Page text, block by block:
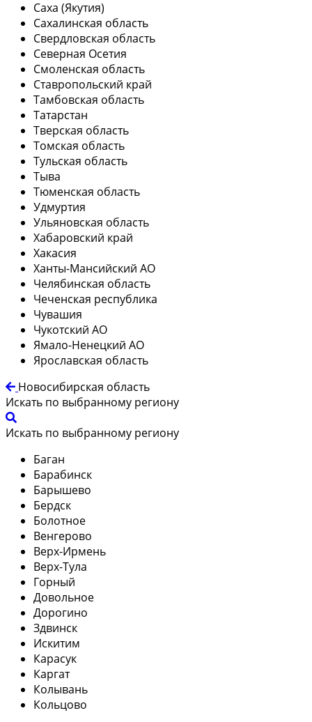
Саха (Якутия)
Сахалинская область
Свердловская область
Северная Осетия
Смоленская область
Ставропольский край
Тамбовская область
Татарстан
Тверская область
Томская область
Тульская область
Тыва
Тюменская область
Удмуртия
Ульяновская область
Хабаровский край
Хакасия
Ханты-Мансийский АО
Челябинская область
Чеченская республика
Чувашия
Чукотский АО
Ямало-Ненецкий АО
Ярославская область
Новосибирская область
Искать по выбранному региону
Искать по выбранному региону
Баган
Барабинск
Барышево
Бердск
Болотное
Венгерово
Верх-Ирмень
Верх-Тула
Горный
Довольное
Дорогино
Здвинск
Искитим
Карасук
Каргат
Колывань
Кольцово